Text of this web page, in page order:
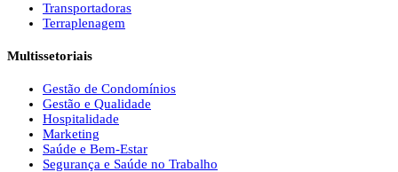
Transportadoras
Terraplenagem
Multissetoriais
Gestão de Condomínios
Gestão e Qualidade
Hospitalidade
Marketing
Saúde e Bem-Estar
Segurança e Saúde no Trabalho